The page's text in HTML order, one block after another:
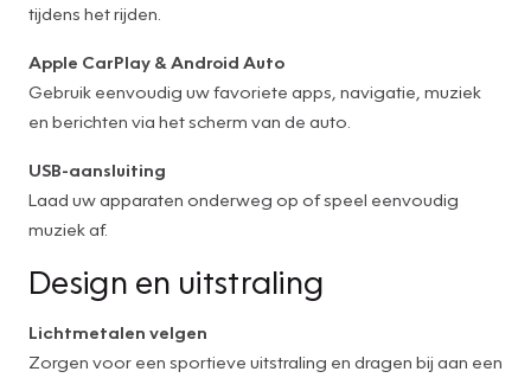
tijdens het rijden.
Apple CarPlay & Android Auto
Gebruik eenvoudig uw favoriete apps, navigatie, muziek
en berichten via het scherm van de auto.
USB-aansluiting
Laad uw apparaten onderweg op of speel eenvoudig
muziek af.
Design en uitstraling
Lichtmetalen velgen
Zorgen voor een sportieve uitstraling en dragen bij aan een